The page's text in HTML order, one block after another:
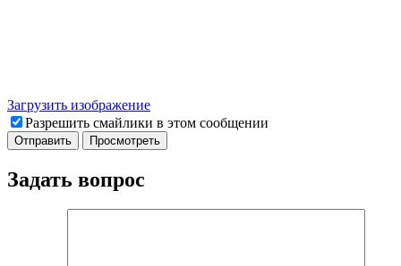
Загрузить изображение
Разрешить смайлики в этом сообщении
Задать вопрос